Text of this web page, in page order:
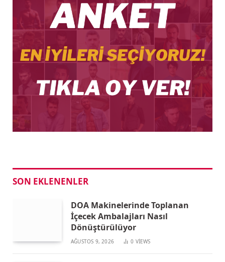
SON EKLENENLER
DOA Makinelerinde Toplanan
İçecek Ambalajları Nasıl
Dönüştürülüyor
AĞUSTOS 9, 2026 0 VIEWS